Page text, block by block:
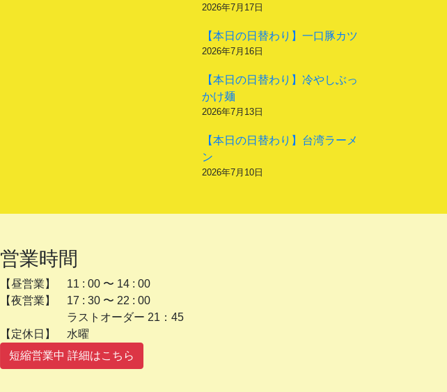
2026年7月17日
【本日の日替わり】一口豚カツ
2026年7月16日
【本日の日替わり】冷やしぶっ
かけ麺
2026年7月13日
【本日の日替わり】台湾ラーメ
ン
2026年7月10日
営業時間
【昼営業】 11 : 00 〜 14 : 00
【夜営業】 17 : 30 〜 22 : 00
ラストオーダー 21：45
【定休日】 水曜
短縮営業中 詳細はこちら